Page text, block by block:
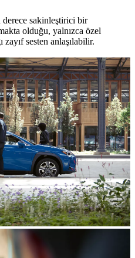
sakinleştirici bir
olduğu, yalnızca özel
zayıf sesten anlaşılabilir.